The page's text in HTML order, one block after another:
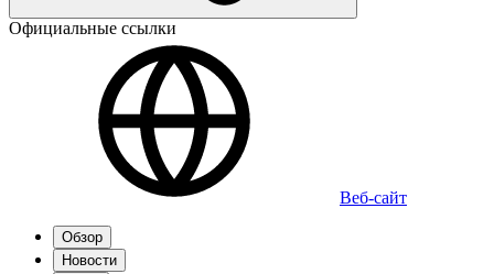
Официальные ссылки
Веб-сайт
Обзор
Новости